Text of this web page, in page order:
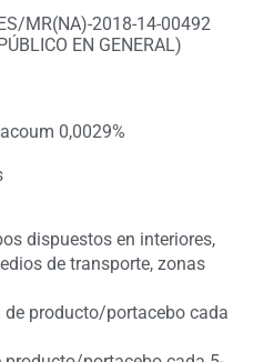
MR(NA)-2018-14-00492
EN GENERAL)
0,0029%
dispuestos en interiores,
de transporte, zonas
de producto/portacebo cada